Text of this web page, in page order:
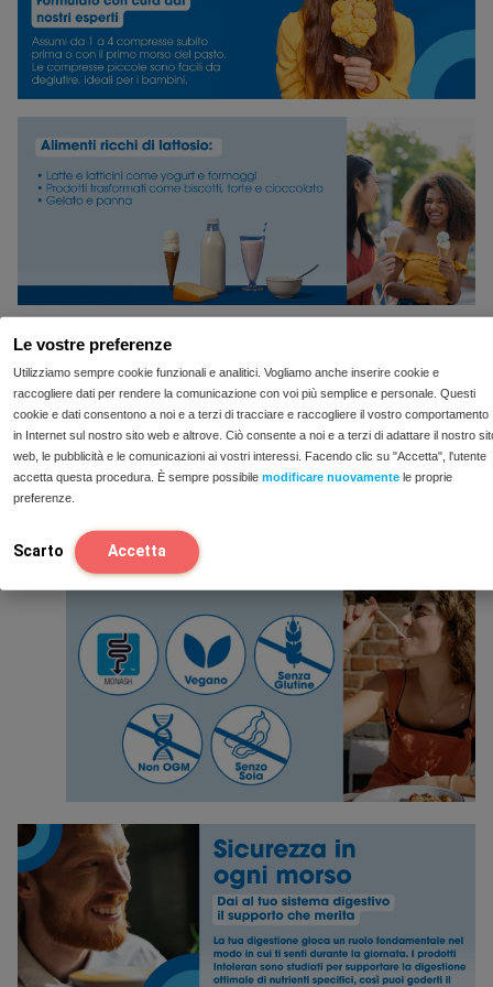
Le vostre preferenze
Utilizziamo sempre cookie funzionali e analitici. Vogliamo anche inserire cookie e
raccogliere dati per rendere la comunicazione con voi più semplice e personale. Questi
cookie e dati consentono a noi e a terzi di tracciare e raccogliere il vostro comportamento
in Internet sul nostro sito web e altrove. Ciò consente a noi e a terzi di adattare il nostro
web, le pubblicità e le comunicazioni ai vostri interessi. Facendo clic su "Accetta", l'utente
accetta questa procedura. È sempre possibile modificare nuovamente le proprie
preferenze.
Scarto Accetta
garantito!